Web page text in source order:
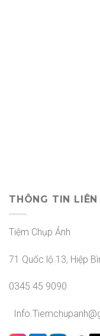
THÔNG TIN LIÊN
Tiệm Chụp Ảnh
71 Quốc lộ 13, Hiệp
0345 45 9090